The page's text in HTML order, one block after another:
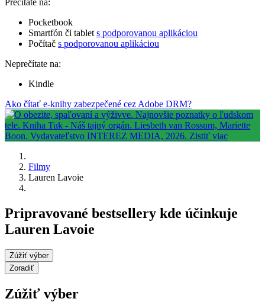
Prečítate na:
Pocketbook
Smartfón či tablet s podporovanou aplikáciou
Počítač s podporovanou aplikáciou
Neprečítate na:
Kindle
Ako čítať e-knihy zabezpečené cez Adobe DRM?
Filmy
Lauren Lavoie
Pripravované bestsellery kde účinkuje
Lauren Lavoie
Zúžiť výber
Zoradiť
Zúžiť výber